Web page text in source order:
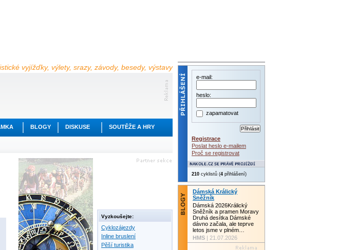
vyjížďky, výlety, srazy, závody, besedy, výstavy
BLOGY DISKUSE SOUTĚŽE A HRY
Vyzkoušejte:
Cyklozájezdy
Inline bruslení
Pěší turistika
e-mail:
heslo:
zapamatovat
Registrace
Poslat heslo e-mailem
Proč se registrovat
210 cyklistů (4 přihlášení)
Dámská Králický
Sněžník
Dámská 2026Králický
Sněžník a pramen Moravy
Druhá desítka Dámské
dávno začala, ale teprve
letos jsme v plném…
HMS | 21.07.2026